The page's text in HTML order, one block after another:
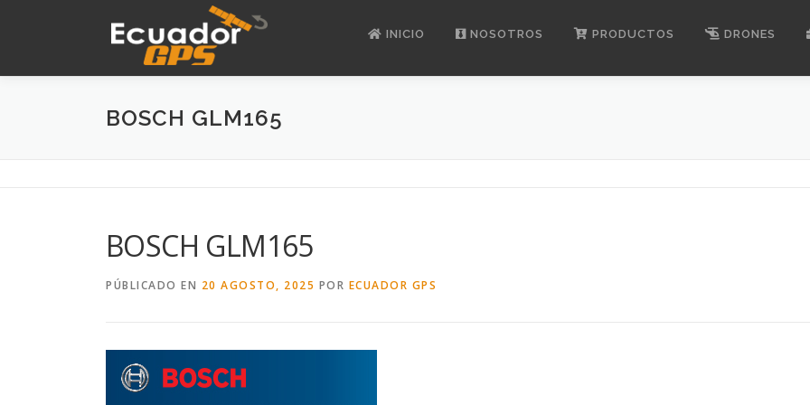
INICIO NOSOTROS PRODUCTOS DRONES
BOSCH GLM165
BOSCH GLM165
PÚBLICADO EN 20 AGOSTO, 2025 POR ECUADOR GPS